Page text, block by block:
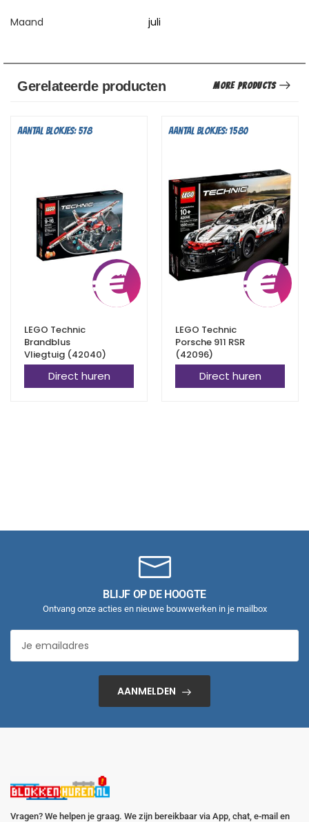
Maand
juli
Gerelateerde producten More Products
Aantal blokjes: 578
€4,75
LEGO Technic
Brandblus
Vliegtuig (42040)
Direct huren
Aantal blokjes: 1580
€
LEGO Technic
Porsche 911 RSR
(42096)
Direct huren
BLIJF OP DE HOOGTE
Ontvang onze acties en nieuwe bouwwerken in je mailbox
AANMELDEN
Vragen? We helpen je graag. We zijn bereikbaar via App, chat, e-mail en